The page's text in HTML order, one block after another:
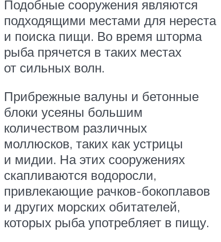
Подобные сооружения являются
подходящими местами для нереста
и поиска пищи. Во время шторма
рыба прячется в таких местах
от сильных волн.
Прибрежные валуны и бетонные
блоки усеяны большим
количеством различных
моллюсков, таких как устрицы
и мидии. На этих сооружениях
скапливаются водоросли,
привлекающие рачков-бокоплавов
и других морских обитателей,
которых рыба употребляет в пищу.